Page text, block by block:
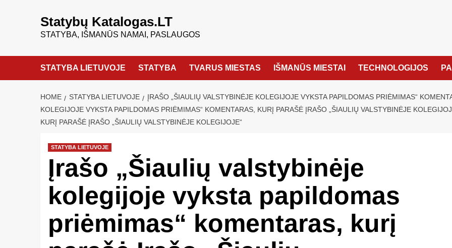
Statybų Katalogas.LT
STATYBA, IŠMANŪS NAMAI, PASLAUGOS
STATYBA LIETUVOJE STATYBA TVARUS MIESTAS IŠMANŪS MIESTAI TECHNOLOGIJOS
HOME STATYBA LIETUVOJE
ĮRAŠO „ŠIAULIŲ VALSTYBINĖJE KOLEGIJOJE VYKSTA PAPILDOMAS PRIĖMIMAS“
KOLEGIJOJE VYKSTA PAPILDOMAS PRIĖMIMAS“ KOMENTARAS, KURĮ PARAŠĖ ĮRAŠO „ŠIAULIŲ VALSTYBINĖJE
KURĮ PARAŠĖ ĮRAŠO „ŠIAULIŲ VALSTYBINĖJE KOLEGIJOJE“
STATYBA LIETUVOJE
Įrašo „Šiaulių valstybinėje
kolegijoje vyksta papildomas
priėmimas“ komentaras, kurį